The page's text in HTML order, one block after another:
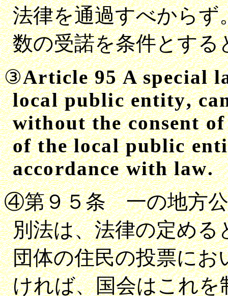
法律を通過すべからず
数の受諾を条件とす
③Article95A special
local public entity,
without the consent
of the local public
accordance with law.
④第９５条 一の地方公
別法は、法律の定め
団体の住民の投票にお
ければ、国会はこれ